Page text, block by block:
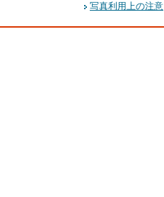
写真利用上の注意